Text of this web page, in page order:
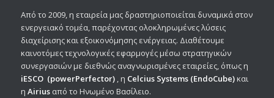
Από το 2009, η εταιρεία μας δραστηριοποιείται δυναμικά στον
ενεργειακό τομέα, παρέχοντας ολοκληρωμένες λύσεις
διαχείρισης και εξοικονόμησης ενέργειας. Διαθέτουμε
καινοτόμες τεχνολογικές εφαρμογές μέσω στρατηγικών
συνεργασιών με διεθνώς αναγνωρισμένες εταιρείες, όπως η
iESCO (powerPerfector) , η Celcius Systems (EndoCube)και
η Airiusαπό το Ηνωμένο Βασίλειο.